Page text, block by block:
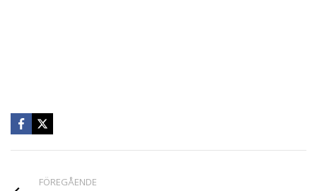
FÖREGÅENDE